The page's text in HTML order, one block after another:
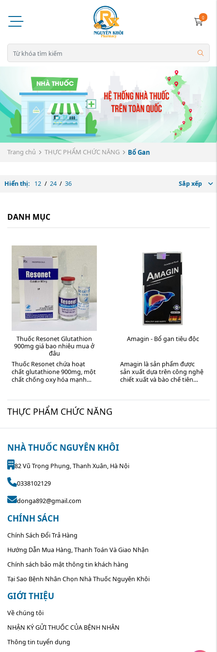
0
Trang chủ THỰC PHẨM CHỨC NĂNG Bổ Gan
Hiển thị: 12 / 24 / 36 Sắp xếp
DANH MỤC
Thuốc Resonet Glutathion
900mg giá bao nhiêu mua ở
đâu
Thuốc Resonet chứa hoạt
chất glutathione 900mg, một
chất chống oxy hóa mạnh
quan ...
Amagin - Bổ gan tiêu độc
Amagin là sản phẩm được
sản xuất dựa trên công nghệ
chiết xuất và bào chế tiên
THỰC PHẨM CHỨC NĂNG
NHÀ THUỐC NGUYÊN KHÔI
82 Vũ Trọng Phụng, Thanh Xuân, Hà Nội
0338102129
donga892@gmail.com
CHÍNH SÁCH
Chính Sách Đổi Trả Hàng
Hướng Dẫn Mua Hàng, Thanh Toán Và Giao Nhận
Chính sách bảo mật thông tin khách hàng
Tại Sao Bệnh Nhân Chọn Nhà Thuốc Nguyên Khôi
GIỚI THIỆU
Về chúng tôi
NHẬN KÝ GỬI THUỐC CỦA BỆNH NHÂN
Thông tin tuyển dụng